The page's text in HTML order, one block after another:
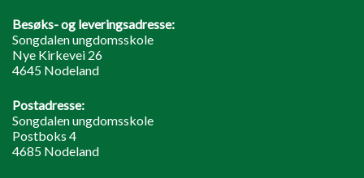
Besøks- og leveringsadresse:
Songdalen ungdomsskole
Nye Kirkevei 26
4645 Nodeland
Postadresse:
Songdalen ungdomsskole
Postboks 4
4685 Nodeland